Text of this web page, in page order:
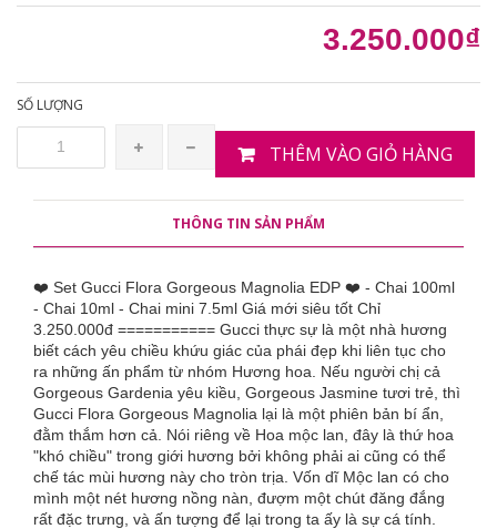
3.250.000₫
SỐ LƯỢNG
THÊM VÀO GIỎ HÀNG
THÔNG TIN SẢN PHẨM
❤️ Set Gucci Flora Gorgeous Magnolia EDP ❤️ - Chai 100ml
- Chai 10ml - Chai mini 7.5ml Giá mới siêu tốt Chỉ
3.250.000đ =========== Gucci thực sự là một nhà hương
biết cách yêu chiều khứu giác của phái đẹp khi liên tục cho
ra những ấn phẩm từ nhóm Hương hoa. Nếu người chị cả
Gorgeous Gardenia yêu kiều, Gorgeous Jasmine tươi trẻ, thì
Gucci Flora Gorgeous Magnolia lại là một phiên bản bí ẩn,
đằm thắm hơn cả. Nói riêng về Hoa mộc lan, đây là thứ hoa
"khó chiều" trong giới hương bởi không phải ai cũng có thể
chế tác mùi hương này cho tròn trịa. Vốn dĩ Mộc lan có cho
mình một nét hương nồng nàn, đượm một chút đăng đắng
rất đặc trưng, và ấn tượng để lại trong ta ấy là sự cá tính.